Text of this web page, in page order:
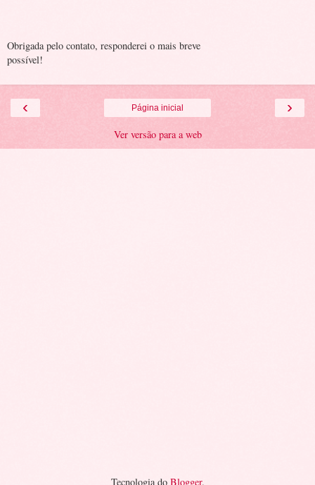
Obrigada pelo contato, responderei o mais breve
possível!
‹ ›
Página inicial
Ver versão para a web
Tecnologia do Blogger.